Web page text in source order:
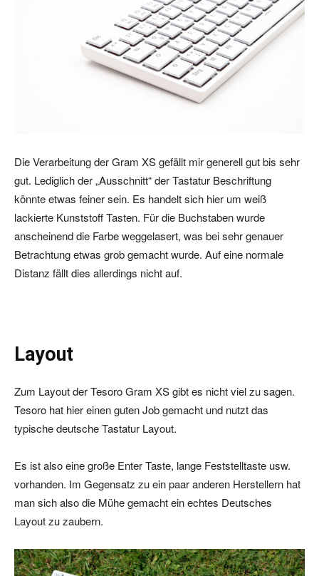
Die Verarbeitung der Gram XS gefällt mir generell gut bis sehr
gut. Lediglich der „Ausschnitt“ der Tastatur Beschriftung
könnte etwas feiner sein. Es handelt sich hier um weiß
lackierte Kunststoff Tasten. Für die Buchstaben wurde
anscheinend die Farbe weggelasert, was bei sehr genauer
Betrachtung etwas grob gemacht wurde. Auf eine normale
Distanz fällt dies allerdings nicht auf.
Layout
Zum Layout der Tesoro Gram XS gibt es nicht viel zu sagen.
Tesoro hat hier einen guten Job gemacht und nutzt das
typische deutsche Tastatur Layout.
Es ist also eine große Enter Taste, lange Feststelltaste usw.
vorhanden. Im Gegensatz zu ein paar anderen Herstellern hat
man sich also die Mühe gemacht ein echtes Deutsches
Layout zu zaubern.